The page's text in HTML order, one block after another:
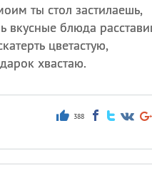
ты стол застилаешь,
вкусные блюда
цветастую,
хвастаю.
388